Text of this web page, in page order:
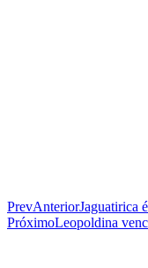
PrevAnteriorJaguatirica
PróximoLeopoldina